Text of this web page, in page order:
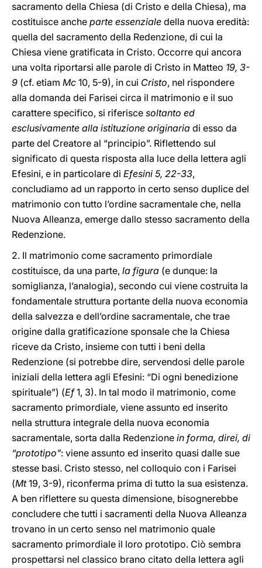
sacramento della Chiesa (di Cristo e della Chiesa), ma
costituisce anche parte essenziale della nuova eredità:
quella del sacramento della Redenzione, di cui la
Chiesa viene gratificata in Cristo. Occorre qui ancora
una volta riportarsi alle parole di Cristo in Matteo 19, 3-
9 (cf. etiam Mc 10, 5-9), in cui Cristo, nel rispondere
alla domanda dei Farisei circa il matrimonio e il suo
carattere specifico, si riferisce soltanto ed
esclusivamente alla istituzione originaria di esso da
parte del Creatore al “principio”. Riflettendo sul
significato di questa risposta alla luce della lettera agli
Efesini, e in particolare di Efesini 5, 22-33,
concludiamo ad un rapporto in certo senso duplice del
matrimonio con tutto l’ordine sacramentale che, nella
Nuova Alleanza, emerge dallo stesso sacramento della
Redenzione.
2. Il matrimonio come sacramento primordiale
costituisce, da una parte, la figura (e dunque: la
somiglianza, l’analogia), secondo cui viene costruita la
fondamentale struttura portante della nuova economia
della salvezza e dell’ordine sacramentale, che trae
origine dalla gratificazione sponsale che la Chiesa
riceve da Cristo, insieme con tutti i beni della
Redenzione (si potrebbe dire, servendosi delle parole
iniziali della lettera agli Efesini: “Di ogni benedizione
spirituale”) (Ef1, 3). In tal modo il matrimonio, come
sacramento primordiale, viene assunto ed inserito
nella struttura integrale della nuova economia
sacramentale, sorta dalla Redenzione in forma, direi, di
“prototipo”: viene assunto ed inserito quasi dalle sue
stesse basi. Cristo stesso, nel colloquio con i Farisei
(Mt19, 3-9), riconferma prima di tutto la sua esistenza.
A ben riflettere su questa dimensione, bisognerebbe
concludere che tutti i sacramenti della Nuova Alleanza
trovano in un certo senso nel matrimonio quale
sacramento primordiale il loro prototipo. Ciò sembra
prospettarsi nel classico brano citato della lettera agli